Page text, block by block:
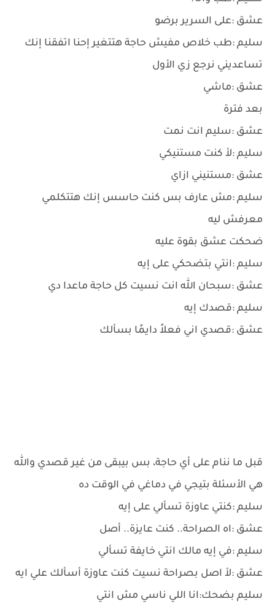
عشق :على السرير برضو
سليم :طب خلاص مفيش حاجة هتتغير إحنا اتفقنا إنك
تساعديني نرجع زي الأول
عشق :ماشي
بعد فترة
عشق :سليم انت نمت
سليم :لأ كنت مستنيكي
عشق :مستنيني ازاي
سليم :مش عارف بس كنت حاسس إنك هتتكلمي
معرفش ليه
ضحكت عشق بقوة عليه
سليم :انتي بتضحكي على إيه
عشق :سبحان الله انت نسيت كل حاجة ماعدا دي
سليم :قصدك إيه
عشق :قصدي اني فعلاً دايمًا بسألك
قبل ما ننام على أي حاجة، بس بيبقى من غير قصدي والله
هي الأسئلة بتيجي في دماغي في الوقت ده
سليم :كنتي عاوزة تسألي على إيه
عشق :اه الصراحة.. كنت عايزة.. أصل
سليم :في إيه مالك انتي خايفة تسألي
عشق :لأ اصل بصراحة نسيت كنت عاوزة أسألك علي ايه
سليم بضحك:انا اللي ناسي مش انتي